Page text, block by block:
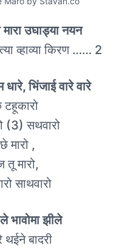
उघाड्या नयन
व्हाव्या किरण …… 2
भिंजाई वारे वारे
(3) सथवारो
मारो ,
मारो,
साथवारो
भावोमा झीले
थईने बादरी